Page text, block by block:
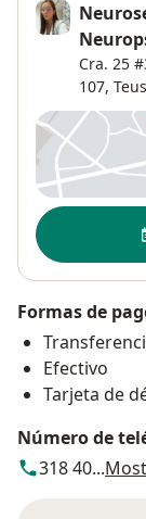
Cra. 25
107,
Formas de
Efectivo
Tarjeta de
Número de
318 40...